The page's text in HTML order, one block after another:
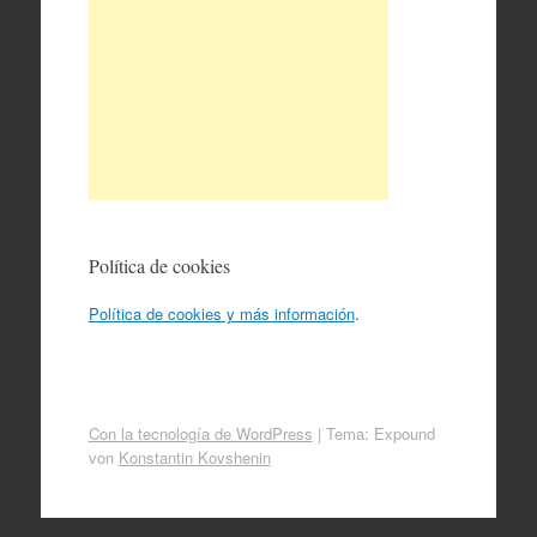
Política de cookies
Política de cookies y más información.
Con la tecnología de WordPress | Tema: Expound
von Konstantin Kovshenin